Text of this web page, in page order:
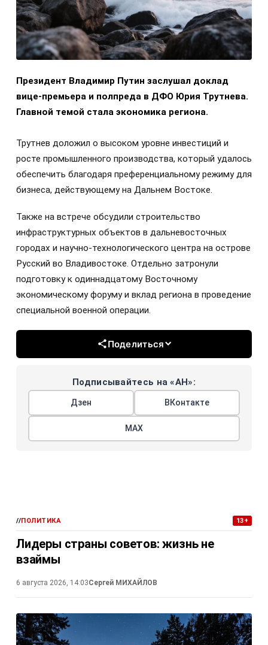
Президент Владимир Путин заслушал доклад
вице-премьера и полпреда в ДФО Юрия Трутнева.
Главной темой стала экономика региона.
Трутнев доложил о высоком уровне инвестиций и
росте промышленного производства, который удалось
обеспечить благодаря преференциальному режиму для
бизнеса, действующему на Дальнем Востоке.
Также на встрече обсудили строительство
инфраструктурных объектов в дальневосточных
городах и научно-технологического центра на острове
Русский во Владивостоке. Отдельно затронули
подготовку к одиннадцатому Восточному
экономическому форуму и вклад региона в проведение
специальной военной операции.
Поделиться
Подписывайтесь на «АН»:
Дзен ВКонтакте
МАХ
//ПОЛИТИКА 13+
Лидеры страны советов: жизнь не
взаймы
6 августа 2026, 14:03Сергей МИХАЙЛОВ